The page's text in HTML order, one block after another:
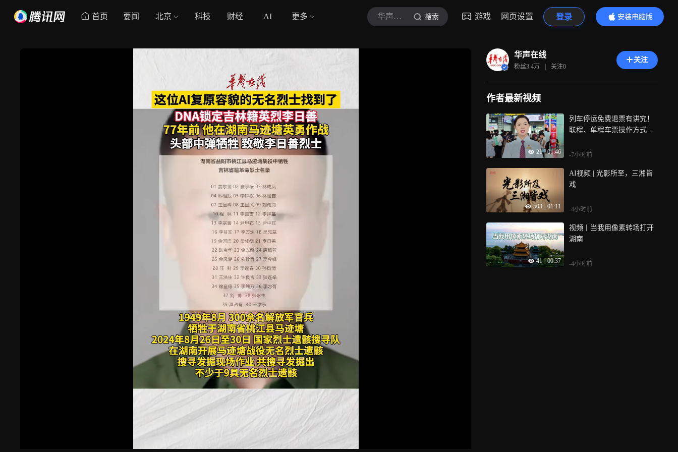
首页 要闻 北京 科技 财经 AI 更多 华声在线 搜索 游戏 网页设置 登录
安装电脑版
内容更精彩
华声在线
粉丝3.4万 | 关注0
关注
作者最新视频
21 | 01:46
列车停运免费退票有讲究！
联程、单程车票操作方式大
-7小时前
503 01:11
AI视频 | 光影所至，三湘皆
戏
-4小时前
41 | 00:37
视频丨当我用像素转场打开
湖南
-4小时前